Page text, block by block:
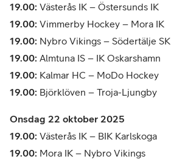
19.00: Västerås IK – Östersunds IK
19.00: Vimmerby Hockey – Mora IK
19.00: Nybro Vikings – Södertälje SK
19.00: Almtuna IS – IK Oskarshamn
19.00: Kalmar HC – MoDo Hockey
19.00: Björklöven – Troja-Ljungby
Onsdag 22 oktober 2025
19.00: Västerås IK – BIK Karlskoga
19.00: Mora IK – Nybro Vikings